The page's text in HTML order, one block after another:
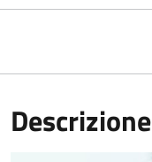
Descrizione